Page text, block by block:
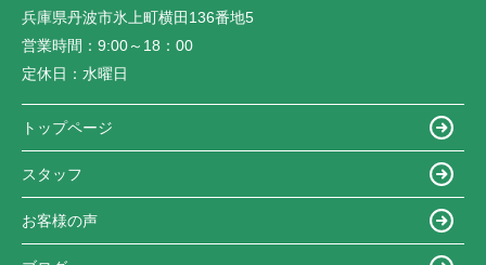
兵庫県丹波市氷上町横田136番地5
営業時間： 9:00～18：00
定休日： 水曜日
トップページ
スタッフ
お客様の声